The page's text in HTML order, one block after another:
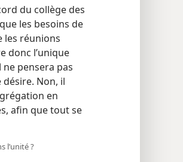
du collège des
les besoins de
les réunions
donc l’unique
pensera pas
Non, il
en
afin que tout se
l’unité ?